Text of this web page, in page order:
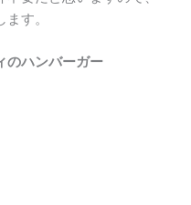
す。
のハンバーガー